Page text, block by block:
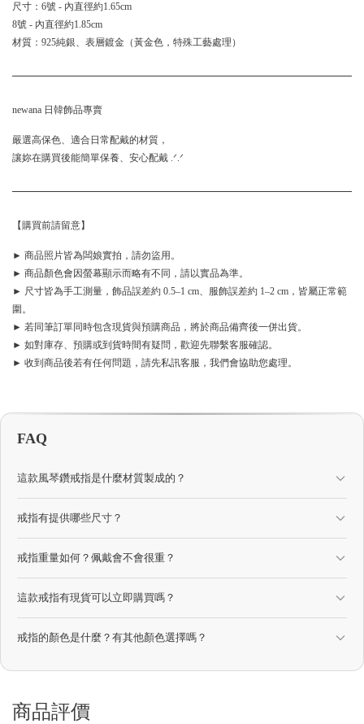
尺寸：6號 - 內直徑約1.65cm
8號 - 內直徑約1.85cm
材質：925純銀、表層鍍金（黃金色，特殊工藝處理）
newana 日韓飾品專賣
嚴選高保色、適合日常配戴的材質，
讓妳在購買後能簡單保養、安心配戴 .ᐟ.ᐟ
【購買前請留意】
► 商品照片皆為闆娘實拍，請勿盜用。
► 商品顏色會因螢幕顯示而略有不同，請以實品為準。
► 尺寸皆為手工測量，飾品誤差約 0.5–1 cm、服飾誤差約 1–2 cm，皆屬正常範
圍。
► 若同筆訂單同時包含現貨與預購商品，將於商品備齊後一併出貨。
► 如對庫存、預購或到貨時間有疑問，歡迎先聯繫客服確認。
► 收到商品後若有任何問題，請先私訊客服，我們會協助您處理。
FAQ
這款風琴鑽戒指是什麼材質製成的？
戒指有提供哪些尺寸？
戒指重量如何？佩戴會不會很重？
這款戒指有現貨可以立即購買嗎？
戒指的顏色是什麼？有其他顏色選擇嗎？
商品評價